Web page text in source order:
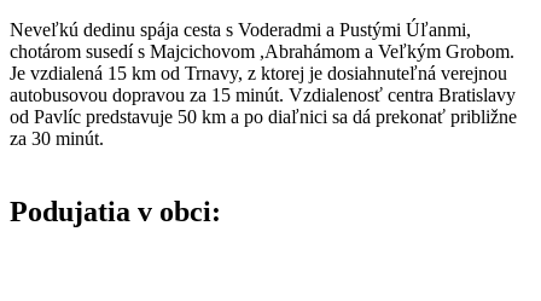
Neveľkú dedinu spája cesta s Voderadmi a Pustými Úľanmi,
chotárom susedí s Majcichovom ,Abrahámom a Veľkým Grobom.
Je vzdialená 15 km od Trnavy, z ktorej je dosiahnuteľná verejnou
autobusovou dopravou za 15 minút. Vzdialenosť centra Bratislavy
od Pavlíc predstavuje 50 km a po diaľnici sa dá prekonať približne
za 30 minút.
Podujatia v obci: